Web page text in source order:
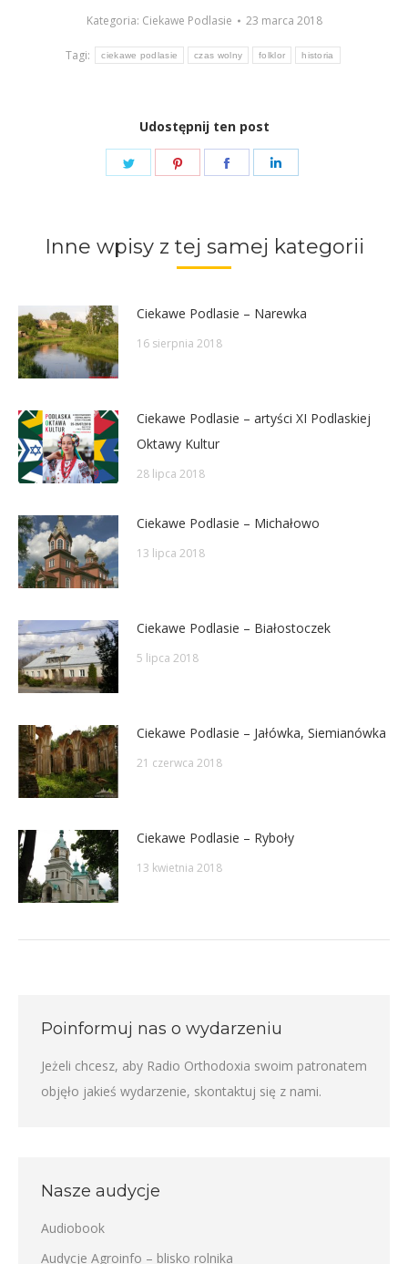
Kategoria: Ciekawe Podlasie 23 marca 2018
Tagi: ciekawe podlasie czas wolny folklor historia
Udostępnij ten post
Share
Share
Share
Inne wpisy z tej samej kategorii
Ciekawe Podlasie – Narewka
16 sierpnia 2018
Ciekawe Podlasie – artyści XI Podlaskiej
Oktawy Kultur
28 lipca 2018
Ciekawe Podlasie – Michałowo
13 lipca 2018
Ciekawe Podlasie – Białostoczek
5 lipca 2018
Ciekawe Podlasie – Jałówka, Siemianówka
21 czerwca 2018
Ciekawe Podlasie – Ryboły
13 kwietnia 2018
Poinformuj nas o wydarzeniu
Jeżeli chcesz, aby Radio Orthodoxia swoim patronatem
objęło jakieś wydarzenie, skontaktuj się z nami.
Nasze audycje
Audiobook
Audycje Agroinfo – blisko rolnika